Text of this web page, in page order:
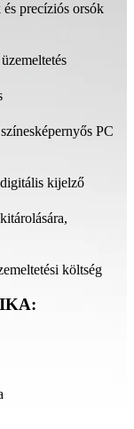
precíziós orsók
PC
digitális kijelző
költség